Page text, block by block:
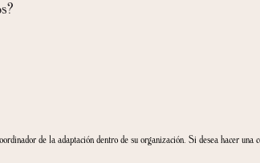
atendiendo a sus intereses y necesidades.
de usted y la razón por la que lo hacemos.
ello, cuando vayamos a usar su información personal
no autorizarnos a procesarlos puede solicitarnos que
datos de acuerdo con la normativa europea.
consulte los distintos apartados de la política de